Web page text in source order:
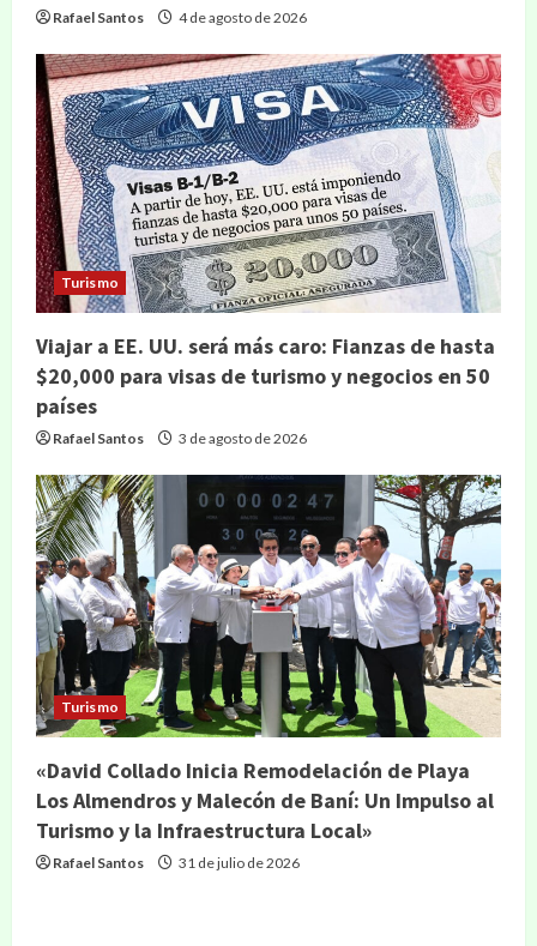
Rafael Santos 4 de agosto de 2026
Turismo
Viajar a EE. UU. será más caro: Fianzas de hasta
$20,000 para visas de turismo y negocios en 50
países
Rafael Santos 3 de agosto de 2026
Turismo
«David Collado Inicia Remodelación de Playa
Los Almendros y Malecón de Baní: Un Impulso al
Turismo y la Infraestructura Local»
Rafael Santos 31 de julio de 2026